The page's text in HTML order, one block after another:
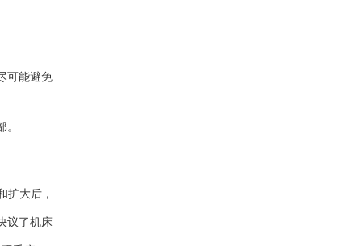
可能避免
扩大后，
议了机床